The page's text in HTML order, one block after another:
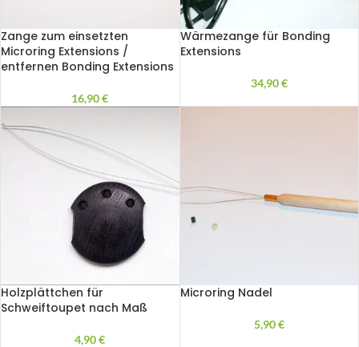
Zange zum einsetzten
Microring Extensions /
entfernen Bonding Extensions
16,90€
Wärmezange für Bonding
Extensions
34,90€
Holzplättchen für
Schweiftoupet nach Maß
4,90€
Microring Nadel
5,90€